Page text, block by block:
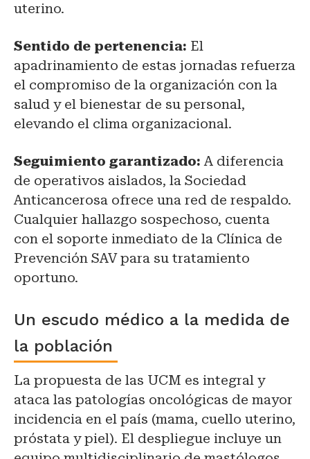
uterino.
Sentido de pertenencia: El
apadrinamiento de estas jornadas refuerza
el compromiso de la organización con la
salud y el bienestar de su personal,
elevando el clima organizacional.
Seguimiento garantizado: A diferencia
de operativos aislados, la Sociedad
Anticancerosa ofrece una red de respaldo.
Cualquier hallazgo sospechoso, cuenta
con el soporte inmediato de la Clínica de
Prevención SAV para su tratamiento
oportuno.
Un escudo médico a la medida de
la población
La propuesta de las UCM es integral y
ataca las patologías oncológicas de mayor
incidencia en el país (mama, cuello uterino,
próstata y piel). El despliegue incluye un